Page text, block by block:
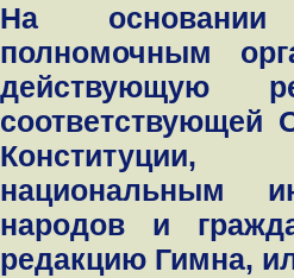
На основании
полномочным
действующую
национальным
народов и
редакцию Гимна,